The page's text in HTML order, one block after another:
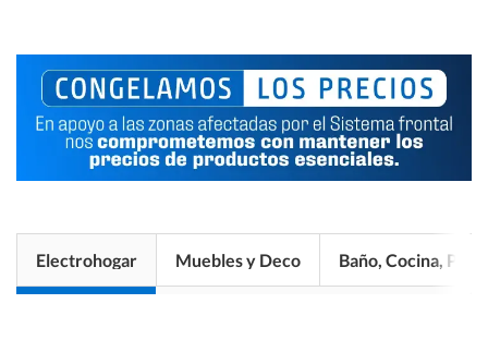
Electrohogar Muebles y Deco Baño, Cocina, Pisos